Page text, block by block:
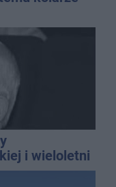
i wieloletni